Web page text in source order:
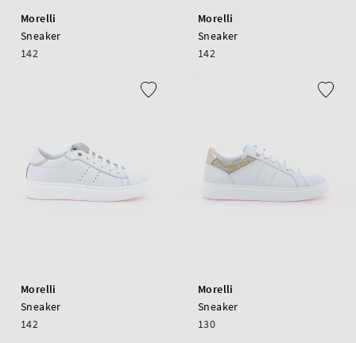
Morelli
Sneaker
142
Morelli
Sneaker
142
Morelli
Sneaker
142
Morelli
Sneaker
130